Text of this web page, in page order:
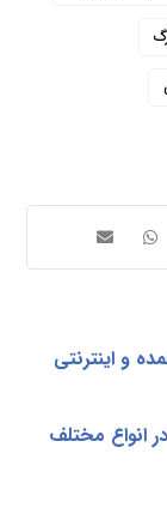
و اینترنتی
انواع مختلف